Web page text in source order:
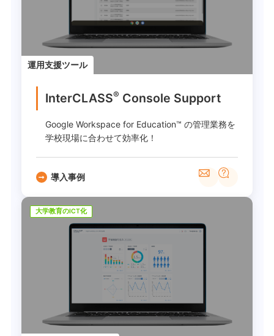
運用支援ツール
InterCLASS® ︎ Console Support
Google Workspace for Education™ の管理業務を
学校現場に合わせて効率化！
導入事例
大学教育のICT化